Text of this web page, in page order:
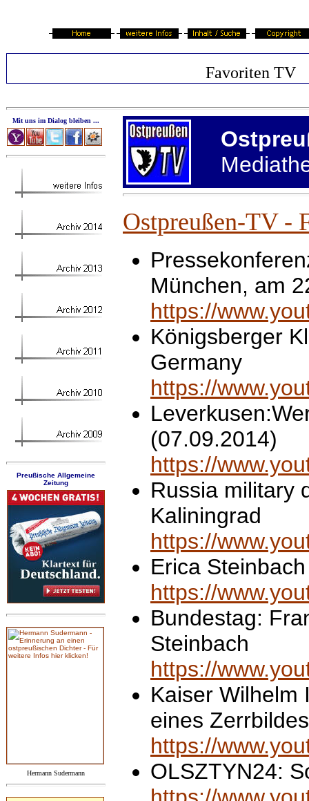
Favoriten TV
Mit uns im Dialog bleiben ...
Preußische Allgemeine
Zeitung
Hermann Sudermann
Ostpreußen-TV -
München, am
https://
Königsberger
Germany
https://
(07.09.2014)
https://
Russia military
Kaliningrad
https://
Erica
https://
Bundestag:
Steinbach
https://
Kaiser Wilhelm
eines Zerrbildes
https://
OLSZTYN24: